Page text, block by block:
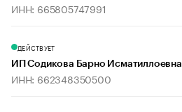
ИНН: 665805747991
ДЕЙСТВУЕТ
ИП Содикова Барно Исматиллоевна
ИНН: 662348350500